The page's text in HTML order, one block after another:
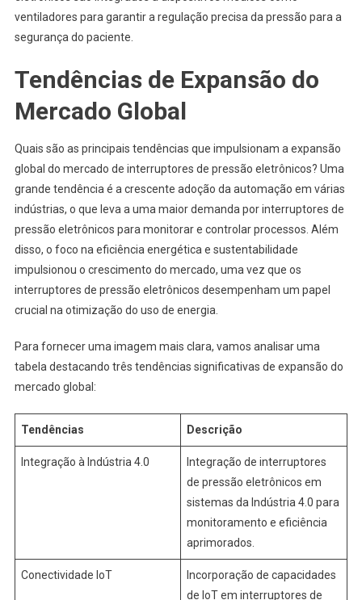
ventiladores para garantir a regulação precisa da pressão para a
segurança do paciente.
Tendências de Expansão do
Mercado Global
Quais são as principais tendências que impulsionam a expansão
global do mercado de interruptores de pressão eletrônicos? Uma
grande tendência é a crescente adoção da automação em várias
indústrias, o que leva a uma maior demanda por interruptores de
pressão eletrônicos para monitorar e controlar processos. Além
disso, o foco na eficiência energética e sustentabilidade
impulsionou o crescimento do mercado, uma vez que os
interruptores de pressão eletrônicos desempenham um papel
crucial na otimização do uso de energia.
Para fornecer uma imagem mais clara, vamos analisar uma
tabela destacando três tendências significativas de expansão do
mercado global:
Tendências Descrição
Integração à Indústria 4.0
Integração de interruptores
de pressão eletrônicos em
sistemas da Indústria 4.0 para
monitoramento e eficiência
aprimorados.
Conectividade IoT
Incorporação de capacidades
de IoT em interruptores de